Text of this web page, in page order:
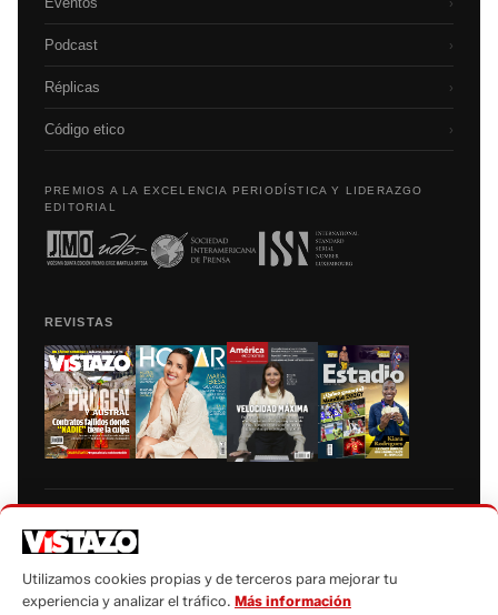
›
Podcast ›
Réplicas ›
Código etico ›
PREMIOS A LA EXCELENCIA PERIODÍSTICA Y LIDERAZGO
EDITORIAL
REVISTAS
autorización escrita de su titular, de todos los contenidos de Vistazo.com.
Utilizamos cookies propias y de terceros para mejorar tu
experiencia y analizar el tráfico. Más información